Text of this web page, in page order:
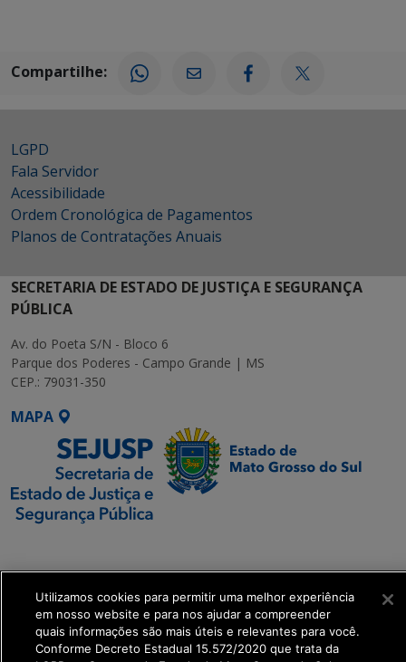
Compartilhe:
LGPD
Fala Servidor
Acessibilidade
Ordem Cronológica de Pagamentos
Planos de Contratações Anuais
SECRETARIA DE ESTADO DE JUSTIÇA E SEGURANÇA
PÚBLICA
Av. do Poeta S/N - Bloco 6
Parque dos Poderes - Campo Grande | MS
CEP.: 79031-350
MAPA
Executiva de
Transformação Digital
get_footer();
Utilizamos cookies para permitir uma melhor experiência
em nosso website e para nos ajudar a compreender
quais informações são mais úteis e relevantes para você.
Conforme Decreto Estadual 15.572/2020 que trata da